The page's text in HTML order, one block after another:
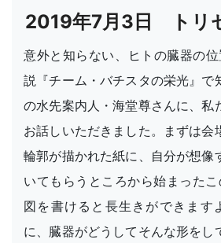
2019年7月3日 トリ
意外と知らない、ヒトの臓器の
説『チーム・バチスタの栄光』で
の水先案内人・海堂尊さんに、私
お話しいただきました。まずは会
輪郭が描かれた紙に、自分が想像
いてもらうところから始まった
図を書けると長生きができます
に、臓器がどうしてそんな形をし